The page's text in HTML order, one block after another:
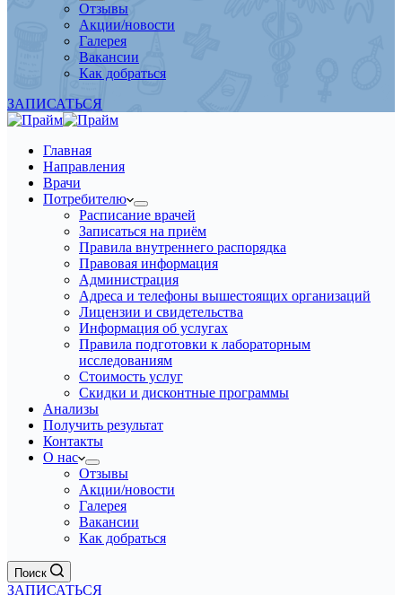
Отзывы
Акции/новости
Галерея
Вакансии
Как добраться
ЗАПИСАТЬСЯ
Главная
Направления
Врачи
Потребителю
Расписание врачей
Записаться на приём
Правила внутреннего распорядка
Правовая информация
Администрация
Адреса и телефоны вышестоящих организаций
Лицензии и свидетельства
Информация об услугах
Правила подготовки к лабораторным
исследованиям
Стоимость услуг
Скидки и дисконтные программы
Анализы
Получить результат
Контакты
О нас
Отзывы
Акции/новости
Галерея
Вакансии
Как добраться
Поиск
ЗАПИСАТЬСЯ